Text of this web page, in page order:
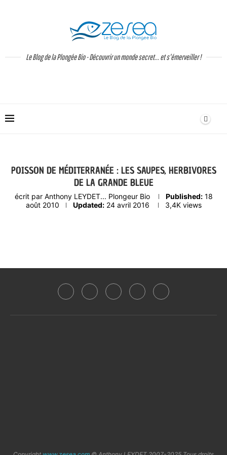
Le Blog de la Plongée Bio - Découvrir un monde secret... et s'émerveiller !
POISSON DE MÉDITERRANÉE : LES SAUPES, HERBIVORES
DE LA GRANDE BLEUE
écrit par Anthony LEYDET... Plongeur Bio Published: 18
août 2010
Updated: 24 avril 2016 3,4Kviews